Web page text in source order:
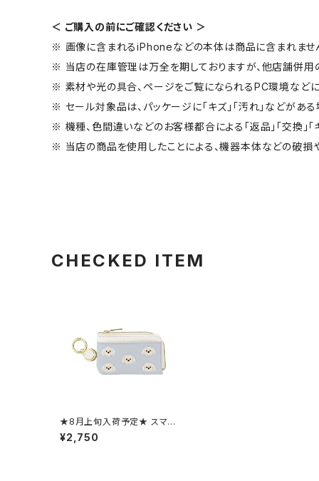
＜ ご購入の前にご確認ください ＞
※ 画像に含まれるiPhoneなどの本体は商品に含まれませ
※ 当店の在庫管理は万全を期しておりますが、他店舗併用
※ 素材や光の具合、ページをご覧になられるPC環境などに
※ セール対象品は、パッケージに「キズ」「汚れ」などがあ
※ 機種、色間違いなどのお客様都合による「返品」「交換」
※ 当店の商品を使用したことによる、機器本体などの破損
CHECKED ITEM
★8月上旬入荷予定★ スマー
トキーポーチ（リール付き） プ
ードル GKP0036-BL（ブル
¥2,750